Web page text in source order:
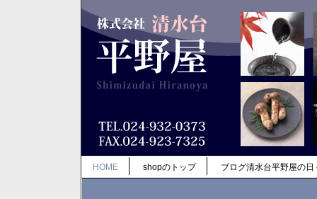
HOME shopのトップ ブログ清水台平野屋の日